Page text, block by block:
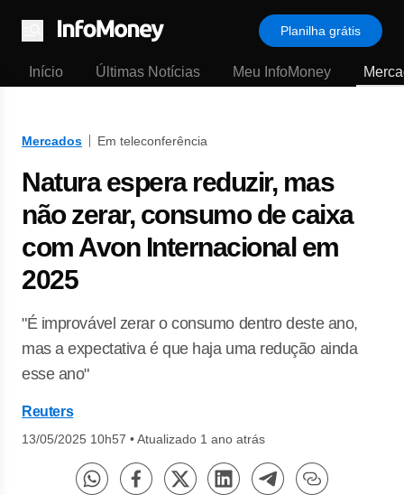
Menu
Planilha grátis
Início Últimas Notícias Meu InfoMoney
Mercados Em teleconferência
Natura espera reduzir, mas
não zerar, consumo de caixa
com Avon Internacional em
2025
"É improvável zerar o consumo dentro deste ano,
mas a expectativa é que haja uma redução ainda
esse ano"
Reuters
13/05/2025 10h57 •Atualizado 1 ano atrás